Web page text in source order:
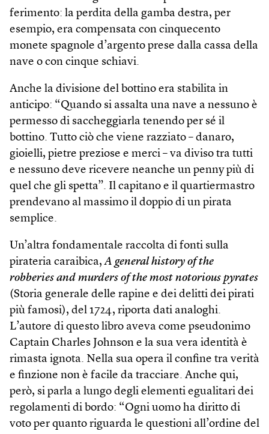
ferimento: la perdita della gamba destra, per
esempio, era compensata con cinquecento
monete spagnole d’argento prese dalla cassa della
nave o con cinque schiavi.
Anche la divisione del bottino era stabilita in
anticipo: “Quando si assalta una nave a nessuno è
permesso di saccheggiarla tenendo per sé il
bottino. Tutto ciò che viene razziato – danaro,
gioielli, pietre preziose e merci – va diviso tra tutti
e nessuno deve ricevere neanche un penny più di
quel che gli spetta”. Il capitano e il quartiermastro
prendevano al massimo il doppio di un pirata
semplice.
Un’altra fondamentale raccolta di fonti sulla
pirateria caraibica,A general history of the
robberies and murders of the most notorious pyrates
(Storia generale delle rapine e dei delitti dei pirati
più famosi), del 1724, riporta dati analoghi.
L’autore di questo libro aveva come pseudonimo
Captain Charles Johnson e la sua vera identità è
rimasta ignota. Nella sua opera il confine tra verità
e finzione non è facile da tracciare. Anche qui,
però, si parla a lungo degli elementi egualitari dei
regolamenti di bordo: “Ogni uomo ha diritto di
voto per quanto riguarda le questioni all’ordine del